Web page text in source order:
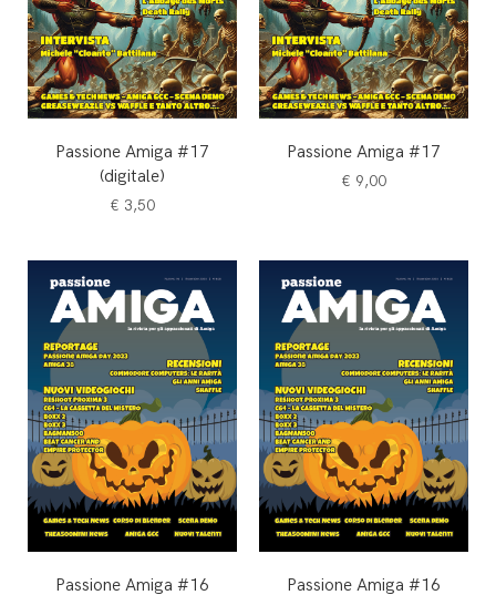
Passione Amiga #17
(digitale)
€ 3,50
Passione Amiga #17
€ 9,00
Passione Amiga #16
Passione Amiga #16